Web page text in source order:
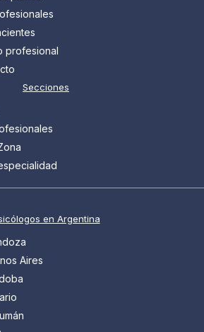
profesional
Secciones
en Argentina
Aires